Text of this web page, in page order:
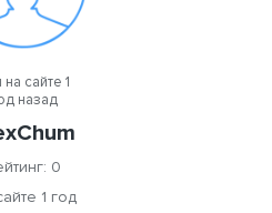
на сайте 1
назад
0
1 год